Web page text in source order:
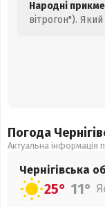
Народні
вітрогон").
Погода
Актуальна інформація
Чернігівська
25° 11°